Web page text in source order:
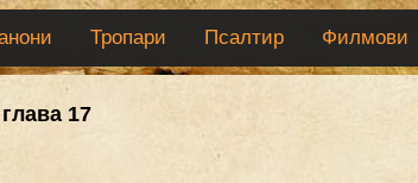
Тропари Псалтир Филмови
17